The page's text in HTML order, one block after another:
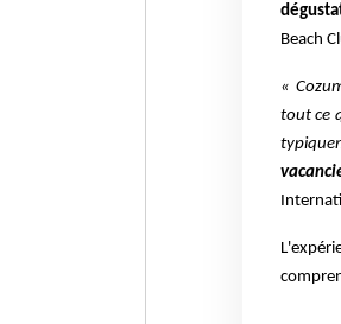
Beach
«
tout ce